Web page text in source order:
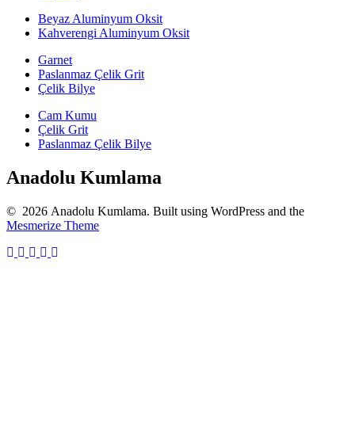
Beyaz Aluminyum Oksit
Kahverengi Aluminyum Oksit
Garnet
Paslanmaz Çelik Grit
Çelik Bilye
Cam Kumu
Çelik Grit
Paslanmaz Çelik Bilye
Anadolu Kumlama
© 2026 Anadolu Kumlama. Built using WordPress and the
Mesmerize Theme